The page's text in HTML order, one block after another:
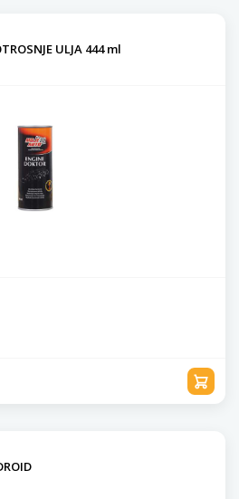
ULJA 444 ml